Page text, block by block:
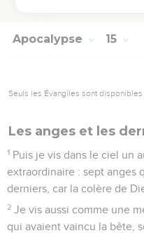
Apocalypse 15
Seuls les Évangiles sont
Les anges et les
1 Puis je vis dans le ciel un
extraordinaire : sept anges
derniers, car la colère de
2 Je vis aussi comme une
qui avaient vaincu la bête,